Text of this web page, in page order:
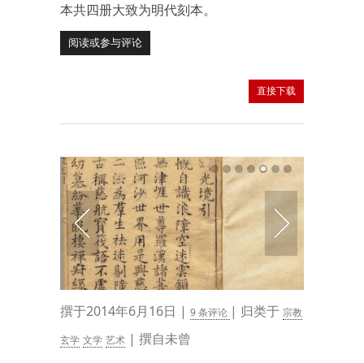
本共四册大致为明代刻本。
阅读或参与评论
直接下载
撰于2014年6月16日 | 9 条评论 | 归类于 宗教
玄学 文学 艺术 | 撰自未曾